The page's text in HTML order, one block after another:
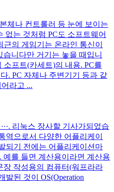
체나 컨트롤러 등 눈에 보이는
없는 것처럼 PC도 소프트웨어
의 게임기는 온라인 통신이
니다만 거기는 놓을 때입니
프트(카세트)의 내용. PC를
. PC 자체나 주변기기 등과 같
라고 ...
리눅스 장사할 기사가되었습
역으로서 다양한 어플리케이
되기 전에는 어플리케이션마
를 들면 계산용이라면 계산용
장 작성용의 컴퓨터(워프라라
발된 것이 OS(Operation